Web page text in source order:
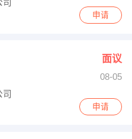
申请
面议
08-05
申请